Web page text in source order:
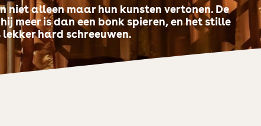
niet alleen maar hun kunsten vertonen. De
meer is dan een bonk spieren, en het stille
lekker hard schreeuwen.